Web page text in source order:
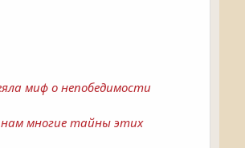
миф о непобедимости
многие тайны этих